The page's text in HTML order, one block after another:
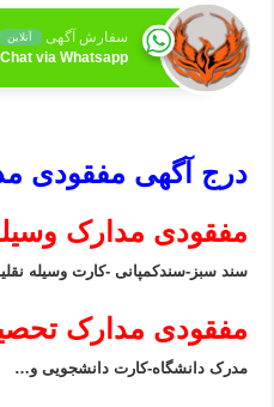
سفارش آگهی آنلاین
via Whatsapp
درج آگهی مفقودی
مفقودی مدارک
سند سبز-سندکمپانی -کارت وسیله
مفقودی مدارک
مدرک دانشگاه-کارت دانشجویی و…